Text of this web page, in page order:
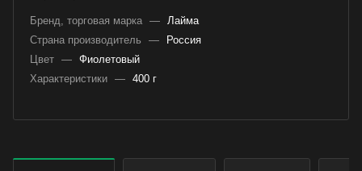
Бренд, торговая марка — Лайма
Страна производитель
—
Россия
Цвет — Фиолетовый
Характеристики — 400 г